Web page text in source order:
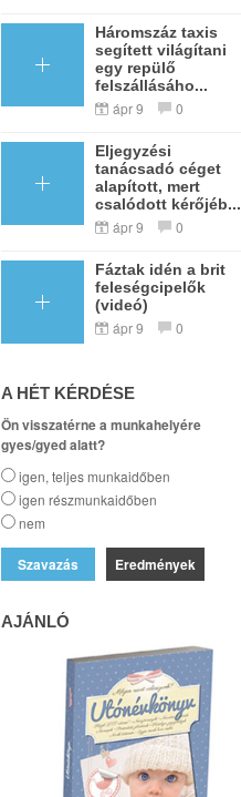
Háromszáz taxis
segített világítani
egy repülő
felszállásáho...
ápr 9 0
Eljegyzési
tanácsadó céget
alapított, mert
csalódott kérőjéb...
ápr 9 0
Fáztak idén a brit
feleségcipelők
(videó)
ápr 9 0
A HÉT KÉRDÉSE
Ön visszatérne a munkahelyére
gyes/gyed alatt?
igen, teljes munkaidőben
igen részmunkaidőben
nem
Eredmények
AJÁNLÓ